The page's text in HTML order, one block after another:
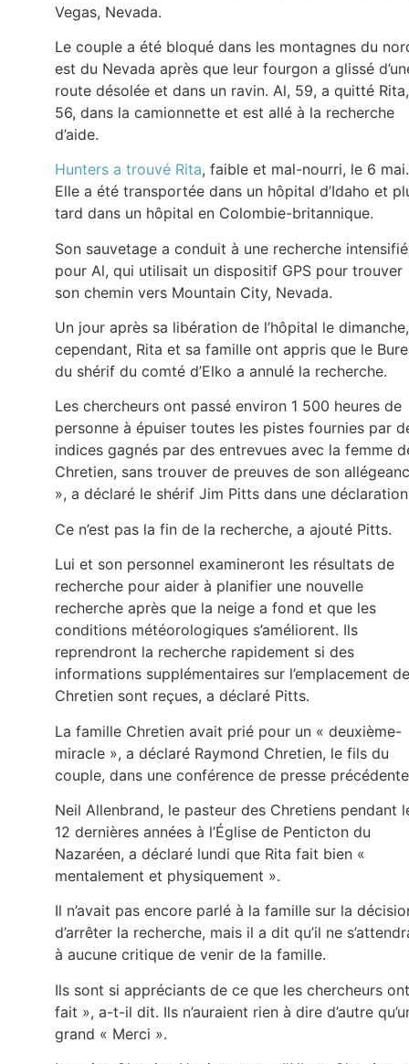
Vegas, Nevada.
Le couple a été bloqué dans les montagnes du
est du Nevada après que leur fourgon a glissé
route désolée et dans un ravin. Al, 59, a quitté Rita,
56, dans la camionnette et est allé à la recherche
d’aide.
Hunters a trouvé Rita, faible et mal-nourri, le 6 mai.
Elle a été transportée dans un hôpital d’Idaho et
tard dans un hôpital en Colombie-britannique.
Son sauvetage a conduit à une recherche
pour Al, qui utilisait un dispositif GPS pour trouver
son chemin vers Mountain City, Nevada.
Un jour après sa libération de l’hôpital le dimanche,
cependant, Rita et sa famille ont appris que le
du shérif du comté d’Elko a annulé la recherche.
Les chercheurs ont passé environ 1 500 heures de
personne à épuiser toutes les pistes fournies par
indices gagnés par des entrevues avec la femme
Chretien, sans trouver de preuves de son
», a déclaré le shérif Jim Pitts dans une
Ce n’est pas la fin de la recherche, a ajouté Pitts.
Lui et son personnel examineront les résultats de
recherche pour aider à planifier une nouvelle
recherche après que la neige a fond et que les
conditions météorologiques s’améliorent. Ils
reprendront la recherche rapidement si des
informations supplémentaires sur l’emplacement de
Chretien sont reçues, a déclaré Pitts.
La famille Chretien avait prié pour un « deuxième-
miracle », a déclaré Raymond Chretien, le fils du
couple, dans une conférence de presse
Neil Allenbrand, le pasteur des Chretiens pendant
12 dernières années à l’Église de Penticton du
Nazaréen, a déclaré lundi que Rita fait bien «
mentalement et physiquement ».
Il n’avait pas encore parlé à la famille sur la
d’arrêter la recherche, mais il a dit qu’il ne
à aucune critique de venir de la famille.
Ils sont si appréciants de ce que les chercheurs ont
fait », a-t-il dit. Ils n’auraient rien à dire d’autre
grand « Merci ».